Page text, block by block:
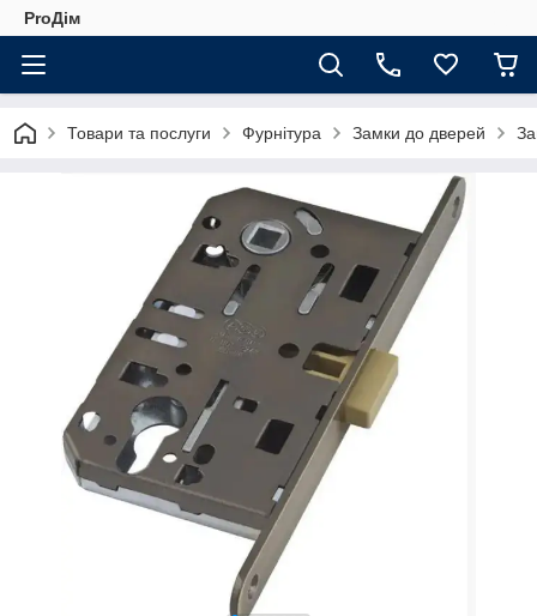
ProДім
Товари та послуги Фурнітура Замки до дверей